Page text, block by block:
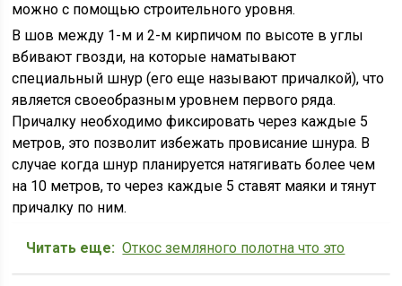
можно с помощью строительного уровня.
В шов между 1-м и 2-м кирпичом по высоте в углы
вбивают гвозди, на которые наматывают
специальный шнур (его еще называют причалкой), что
является своеобразным уровнем первого ряда.
Причалку необходимо фиксировать через каждые 5
метров, это позволит избежать провисание шнура. В
случае когда шнур планируется натягивать более чем
на 10 метров, то через каждые 5 ставят маяки и тянут
причалку по ним.
Читать еще: Откос земляного полотна что это